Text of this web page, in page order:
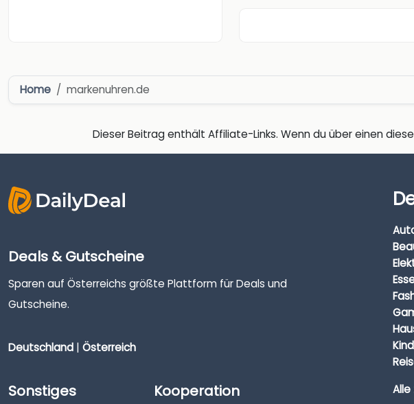
Home markenuhren.de
Dieser Beitrag enthält Affiliate-Links. Wenn du über einen
Deals & Gutscheine
Sparen auf Österreichs größte Plattform für Deals und
Gutscheine.
Deutschland | Österreich
Sonstiges Kooperation